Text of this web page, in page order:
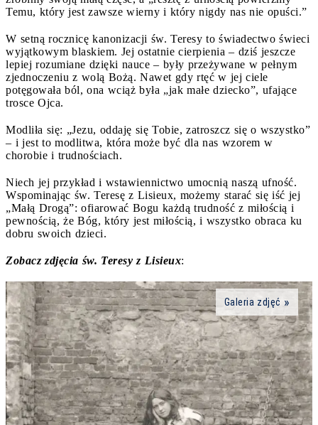
Temu, który jest zawsze wierny i który nigdy nas nie opuści.”
W setną rocznicę kanonizacji św. Teresy to świadectwo świeci
wyjątkowym blaskiem. Jej ostatnie cierpienia – dziś jeszcze
lepiej rozumiane dzięki nauce – były przeżywane w pełnym
zjednoczeniu z wolą Bożą. Nawet gdy rtęć w jej ciele
potęgowała ból, ona wciąż była „jak małe dziecko”, ufające
trosce Ojca.
Modliła się: „Jezu, oddaję się Tobie, zatroszcz się o wszystko”
– i jest to modlitwa, która może być dla nas wzorem w
chorobie i trudnościach.
Niech jej przykład i wstawiennictwo umocnią naszą ufność.
Wspominając św. Teresę z Lisieux, możemy starać się iść jej
„Małą Drogą”: ofiarować Bogu każdą trudność z miłością i
pewnością, że Bóg, który jest miłością, i wszystko obraca ku
dobru swoich dzieci.
Zobacz zdjęcia św. Teresy z Lisieux:
Galeria zdjęć